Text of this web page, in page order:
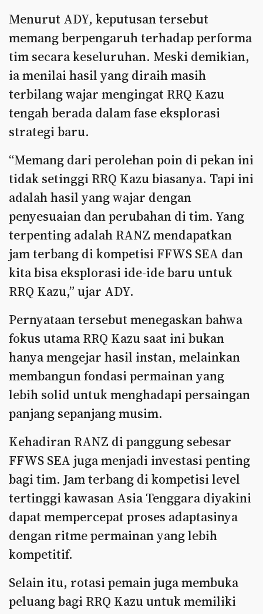
Menurut ADY, keputusan tersebut
memang berpengaruh terhadap performa
tim secara keseluruhan. Meski demikian,
ia menilai hasil yang diraih masih
terbilang wajar mengingat RRQ Kazu
tengah berada dalam fase eksplorasi
strategi baru.
“Memang dari perolehan poin di pekan ini
tidak setinggi RRQ Kazu biasanya. Tapi ini
adalah hasil yang wajar dengan
penyesuaian dan perubahan di tim. Yang
terpenting adalah RANZ mendapatkan
jam terbang di kompetisi FFWS SEA dan
kita bisa eksplorasi ide-ide baru untuk
RRQ Kazu,” ujar ADY.
Pernyataan tersebut menegaskan bahwa
fokus utama RRQ Kazu saat ini bukan
hanya mengejar hasil instan, melainkan
membangun fondasi permainan yang
lebih solid untuk menghadapi persaingan
panjang sepanjang musim.
Kehadiran RANZ di panggung sebesar
FFWS SEA juga menjadi investasi penting
bagi tim. Jam terbang di kompetisi level
tertinggi kawasan Asia Tenggara diyakini
dapat mempercepat proses adaptasinya
dengan ritme permainan yang lebih
kompetitif.
Selain itu, rotasi pemain juga membuka
peluang bagi RRQ Kazu untuk memiliki